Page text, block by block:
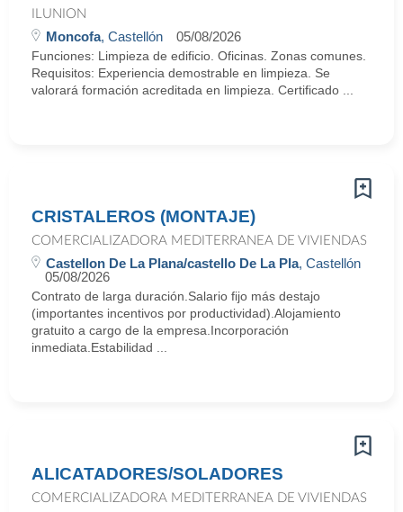
ILUNION
Moncofa, Castellón 05/08/2026
Funciones: Limpieza de edificio. Oficinas. Zonas comunes.
Requisitos: Experiencia demostrable en limpieza. Se
valorará formación acreditada en limpieza. Certificado ...
CRISTALEROS (MONTAJE)
COMERCIALIZADORA MEDITERRANEA DE VIVIENDAS
Castellon De La Plana/castello De La Pla, Castellón
05/08/2026
Contrato de larga duración.Salario fijo más destajo
(importantes incentivos por productividad).Alojamiento
gratuito a cargo de la empresa.Incorporación
inmediata.Estabilidad ...
ALICATADORES/SOLADORES
COMERCIALIZADORA MEDITERRANEA DE VIVIENDAS